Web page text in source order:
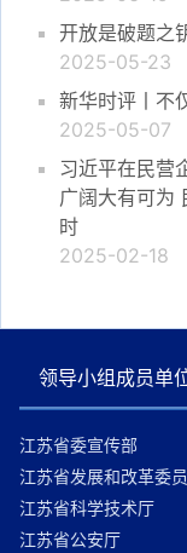
开放是破题之
2025-05-23
新华时评丨不
2025-05-07
习近平在民营
广阔大有可为
时
2025-02-18
领导小组成员单
江苏省委宣传部
江苏省发展和改革委
江苏省科学技术厅
江苏省公安厅